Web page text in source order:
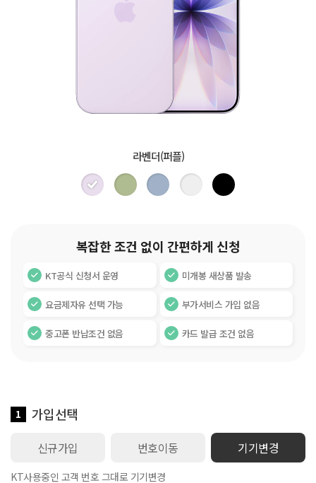
라벤더(퍼플)
복잡한 조건 없이 간편하게 신청
KT공식 신청서 운영 미개봉 새상품 발송
요금제자유 선택 가능 부가서비스 가입 없음
중고폰 반납조건 없음 카드 발급 조건 없음
1 가입선택
신규가입 번호이동 기기변경
KT사용중인 고객 번호 그대로 기기변경